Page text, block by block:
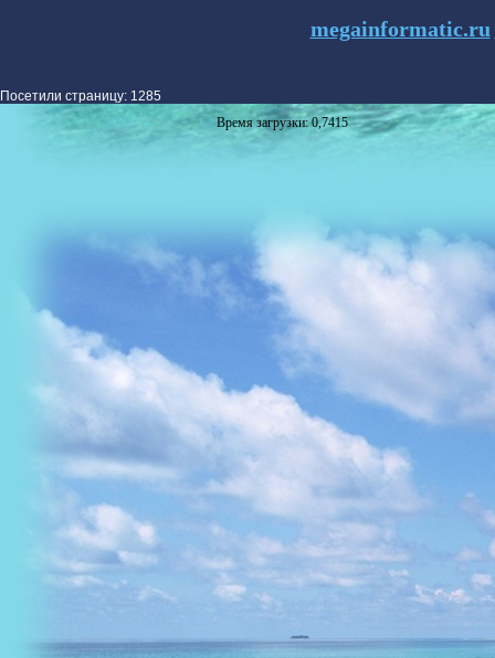
megainformatic.ru
Посетили страницу: 1285
Время загрузки: 0,7415